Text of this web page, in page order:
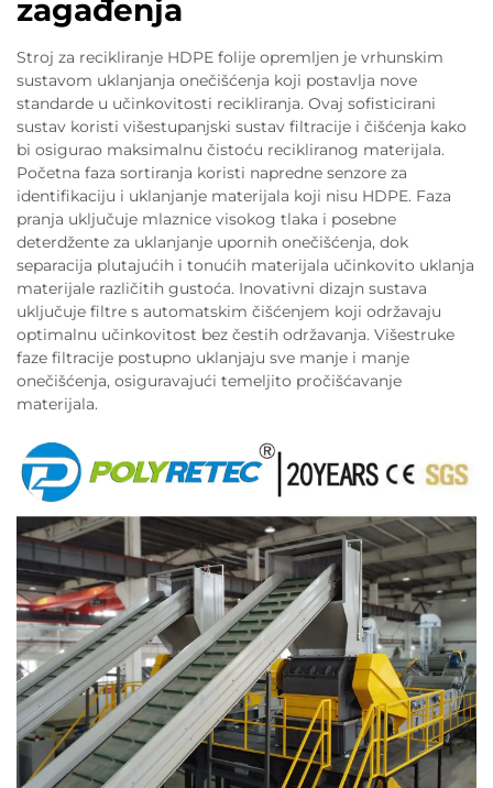
zagađenja
Stroj za recikliranje HDPE folije opremljen je vrhunskim
sustavom uklanjanja onečišćenja koji postavlja nove
standarde u učinkovitosti recikliranja. Ovaj sofisticirani
sustav koristi višestupanjski sustav filtracije i čišćenja kako
bi osigurao maksimalnu čistoću recikliranog materijala.
Početna faza sortiranja koristi napredne senzore za
identifikaciju i uklanjanje materijala koji nisu HDPE. Faza
pranja uključuje mlaznice visokog tlaka i posebne
deterdžente za uklanjanje upornih onečišćenja, dok
separacija plutajućih i tonućih materijala učinkovito uklanja
materijale različitih gustoća. Inovativni dizajn sustava
uključuje filtre s automatskim čišćenjem koji održavaju
optimalnu učinkovitost bez čestih održavanja. Višestruke
faze filtracije postupno uklanjaju sve manje i manje
onečišćenja, osiguravajući temeljito pročišćavanje
materijala.